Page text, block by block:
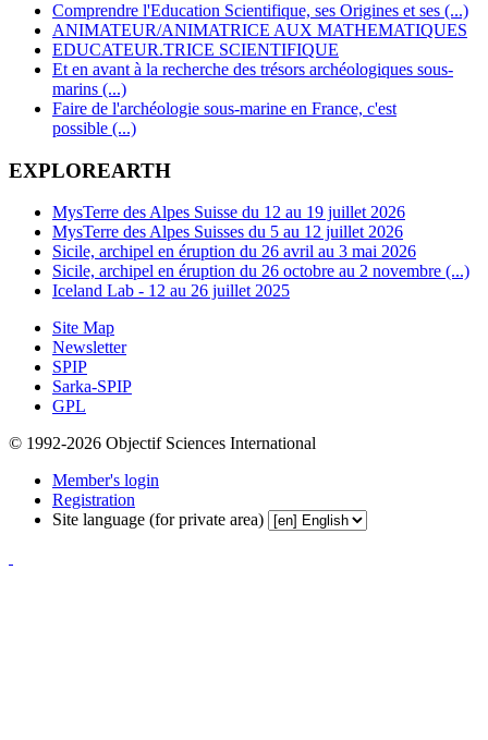
Comprendre l'Education Scientifique, ses Origines et ses (...)
ANIMATEUR/ANIMATRICE AUX MATHEMATIQUES
EDUCATEUR.TRICE SCIENTIFIQUE
Et en avant à la recherche des trésors archéologiques sous-
marins (...)
Faire de l'archéologie sous-marine en France, c'est
possible (...)
EXPLOREARTH
MysTerre des Alpes Suisse du 12 au 19 juillet 2026
MysTerre des Alpes Suisses du 5 au 12 juillet 2026
Sicile, archipel en éruption du 26 avril au 3 mai 2026
Sicile, archipel en éruption du 26 octobre au 2 novembre (...)
Iceland Lab - 12 au 26 juillet 2025
Site Map
Newsletter
SPIP
Sarka-SPIP
GPL
© 1992-2026 Objectif Sciences International
Member's login
Registration
Site language (for private area)